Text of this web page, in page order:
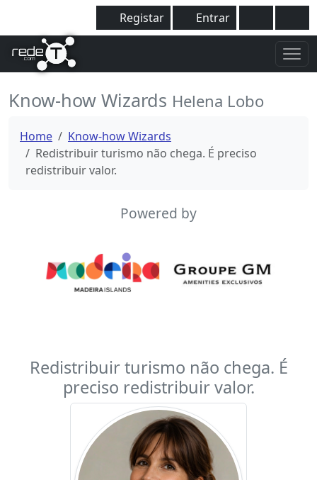
Registar Entrar
Know-how Wizards Helena Lobo
Home
Know-how Wizards
Redistribuir turismo não chega. É preciso
redistribuir valor.
Powered by
Redistribuir turismo não chega. É
preciso redistribuir valor.